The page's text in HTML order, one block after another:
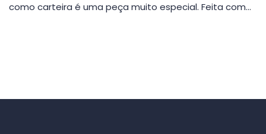
como carteira é uma peça muito especial. Feita com…